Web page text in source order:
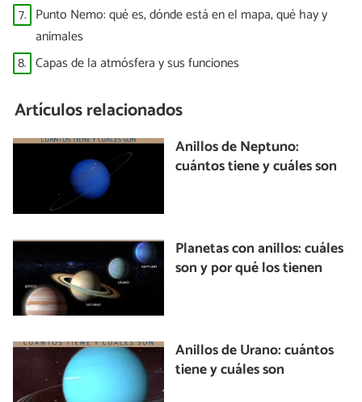
7. Punto Nemo: qué es, dónde está en el mapa, qué hay y
animales
8. Capas de la atmósfera y sus funciones
Artículos relacionados
Anillos de Neptuno:
cuántos tiene y cuáles son
Planetas con anillos: cuáles
son y por qué los tienen
Anillos de Urano: cuántos
tiene y cuáles son